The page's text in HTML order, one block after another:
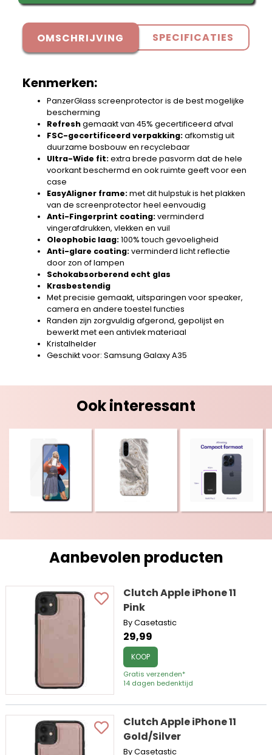
OMSCHRIJVING SPECIFICATIES
Kenmerken:
PanzerGlass screenprotector is de best mogelijke
bescherming
Refreshgemaakt van 45% gecertificeerd afval
FSC-gecertificeerd verpakking:afkomstig uit
duurzame bosbouw en recyclebaar
Ultra-Wide fit:extra brede pasvorm dat de hele
voorkant beschermd en ook ruimte geeft voor een
case
EasyAligner frame:met dit hulpstuk is het plakken
van de screenprotector heel eenvoudig
Anti-Fingerprint coating:verminderd
vingerafdrukken, vlekken en vuil
Oleophobic laag:100% touch gevoeligheid
Anti-glare coating:verminderd licht reflectie
door zon of lampen
Schokabsorberend echt glas
Krasbestendig
Met precisie gemaakt, uitsparingen voor speaker,
camera en andere toestel functies
Randen zijn zorgvuldig afgerond, gepolijst en
bewerkt met een antivlek materiaal
Kristalhelder
Geschikt voor: Samsung Galaxy A35
Ook interessant
Aanbevolen producten
Clutch Apple iPhone 11
Pink
By Casetastic
29,99
KOOP
Gratis verzenden*
14 dagen bedenktijd
Clutch Apple iPhone 11
Gold/Silver
By Casetastic